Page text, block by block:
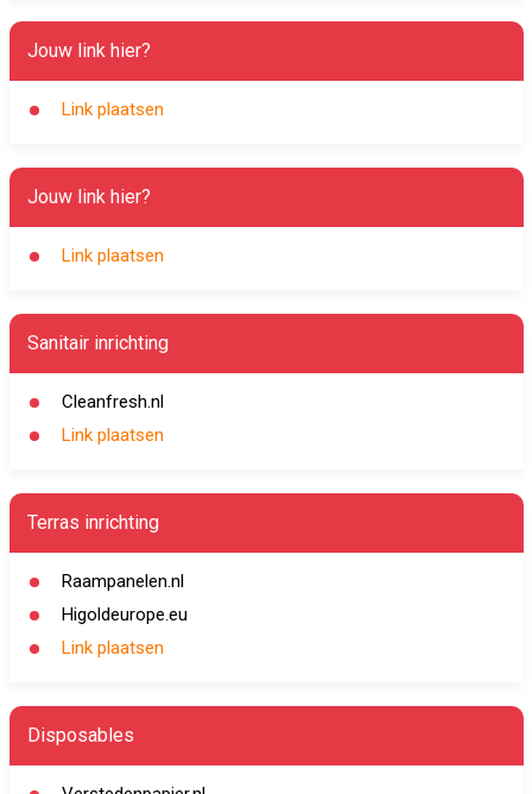
Jouw link hier?
Link plaatsen
Jouw link hier?
Link plaatsen
Sanitair inrichting
Cleanfresh.nl
Link plaatsen
Terras inrichting
Raampanelen.nl
Higoldeurope.eu
Link plaatsen
Disposables